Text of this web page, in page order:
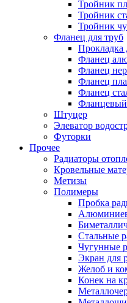
Тройник
Тройник
Тройник
Фланец для труб
Прокладка
Фланец
Фланец
Фланец
Фланец
Штуцер
Элеватор
Футорки
Прочее
Радиаторы
Кровельные
Метизы
Полимеры
Пробка
Стальные
Чугунные
Экран для
Желоб и
Конек на